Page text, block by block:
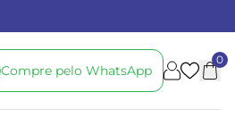
Compre pelo WhatsApp
0